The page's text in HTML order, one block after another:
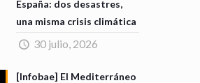
España: dos desastres,
una misma crisis climática
30 julio, 2026
[Infobae] El Mediterráneo